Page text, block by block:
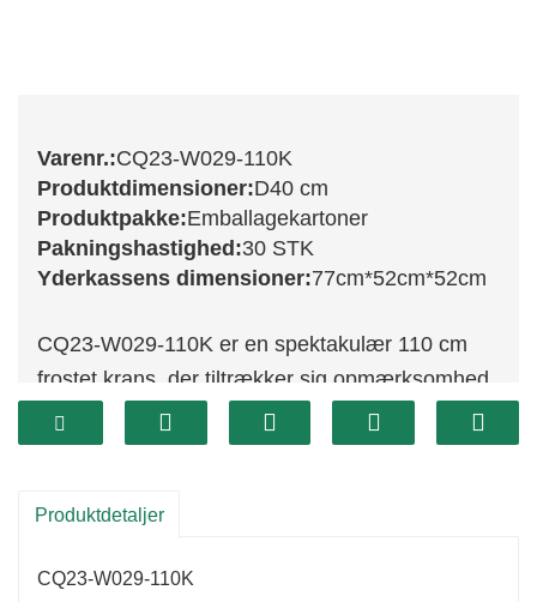
Varenr.:CQ23-W029-110K
Produktdimensioner:D40 cm
Produktpakke:Emballagekartoner
Pakningshastighed:30 STK
Yderkassens dimensioner:77cm*52cm*52cm
CQ23-W029-110K er en spektakulær 110 cm
frostet krans, der tiltrækker sig opmærksomhed
med sin imponerende størrelse og fantastiske
design. Denne krans har et luksuriøst
bær og naturlige kogler, alt sammen smukt
Dens storslåede størrelse gør den perfekt til
Produktdetaljer
CQ23-W029-110K